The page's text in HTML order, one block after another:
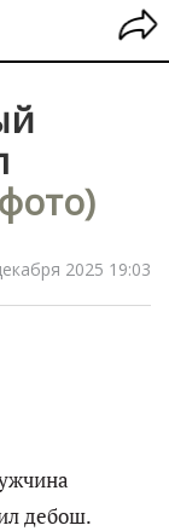
2025 19:03
дебош.